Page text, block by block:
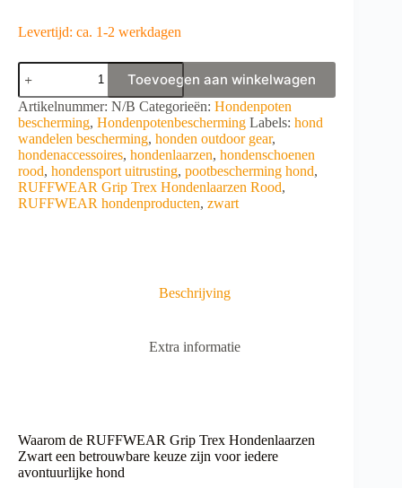
Levertijd: ca. 1-2 werkdagen
RUFFWEAR
Grip
Trex
Hondenlaarzen
Zwart
aantal
Toevoegen aan winkelwagen
A
l
t
e
r
n
a
Artikelnummer: N/B Categorieën: Hondenpoten
bescherming, Hondenpotenbescherming Labels: hond
wandelen bescherming, honden outdoor gear,
hondenaccessoires, hondenlaarzen, hondenschoenen
rood, hondensport uitrusting, pootbescherming hond,
RUFFWEAR Grip Trex Hondenlaarzen Rood,
RUFFWEAR hondenproducten, zwart
Beschrijving
Extra informatie
Waarom de RUFFWEAR Grip Trex Hondenlaarzen
Zwart een betrouwbare keuze zijn voor iedere
avontuurlijke hond